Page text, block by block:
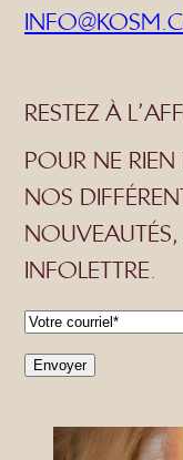
RESTEZ À
POUR NE
NOS
INFOLETTRE.
C
o